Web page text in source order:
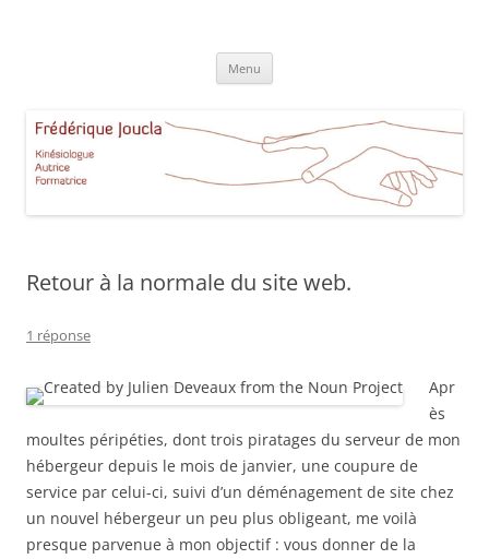
Aucamville Toulouse
Menu
Retour à la normale du site web.
1 réponse
Apr
ès
moultes péripéties, dont trois piratages du serveur de mon
hébergeur depuis le mois de janvier, une coupure de
service par celui-ci, suivi d’un déménagement de site chez
un nouvel hébergeur un peu plus obligeant, me voilà
presque parvenue à mon objectif : vous donner de la